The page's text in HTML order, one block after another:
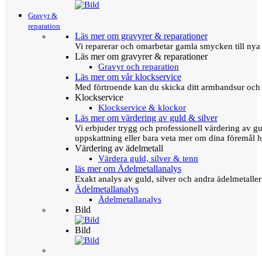
Gravyr &
reparation
Läs mer om gravyrer & reparationer
Vi reparerar och omarbetar gamla smycken till
Läs mer om gravyrer & reparationer
Gravyr och reparation
Läs mer om vår klockservice
Med förtroende kan du skicka ditt armbandsur
Klockservice
Klockservice & klockor
Läs mer om värdering av guld & silver
Vi erbjuder trygg och professionell värdering av
uppskattning eller bara veta mer om dina föremål
Värdering av ädelmetall
Värdera guld, silver & tenn
läs mer om Ädelmetallanalys
Exakt analys av guld, silver och andra
Ädelmetallanalys
Ädelmetallanalys
Bild
Bild